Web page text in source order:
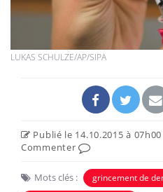
LUKAS SCHULZE/AP/SIPA
Publié le 14.10.2015 à 07h00
Commenter
Mots clés :
grincement de